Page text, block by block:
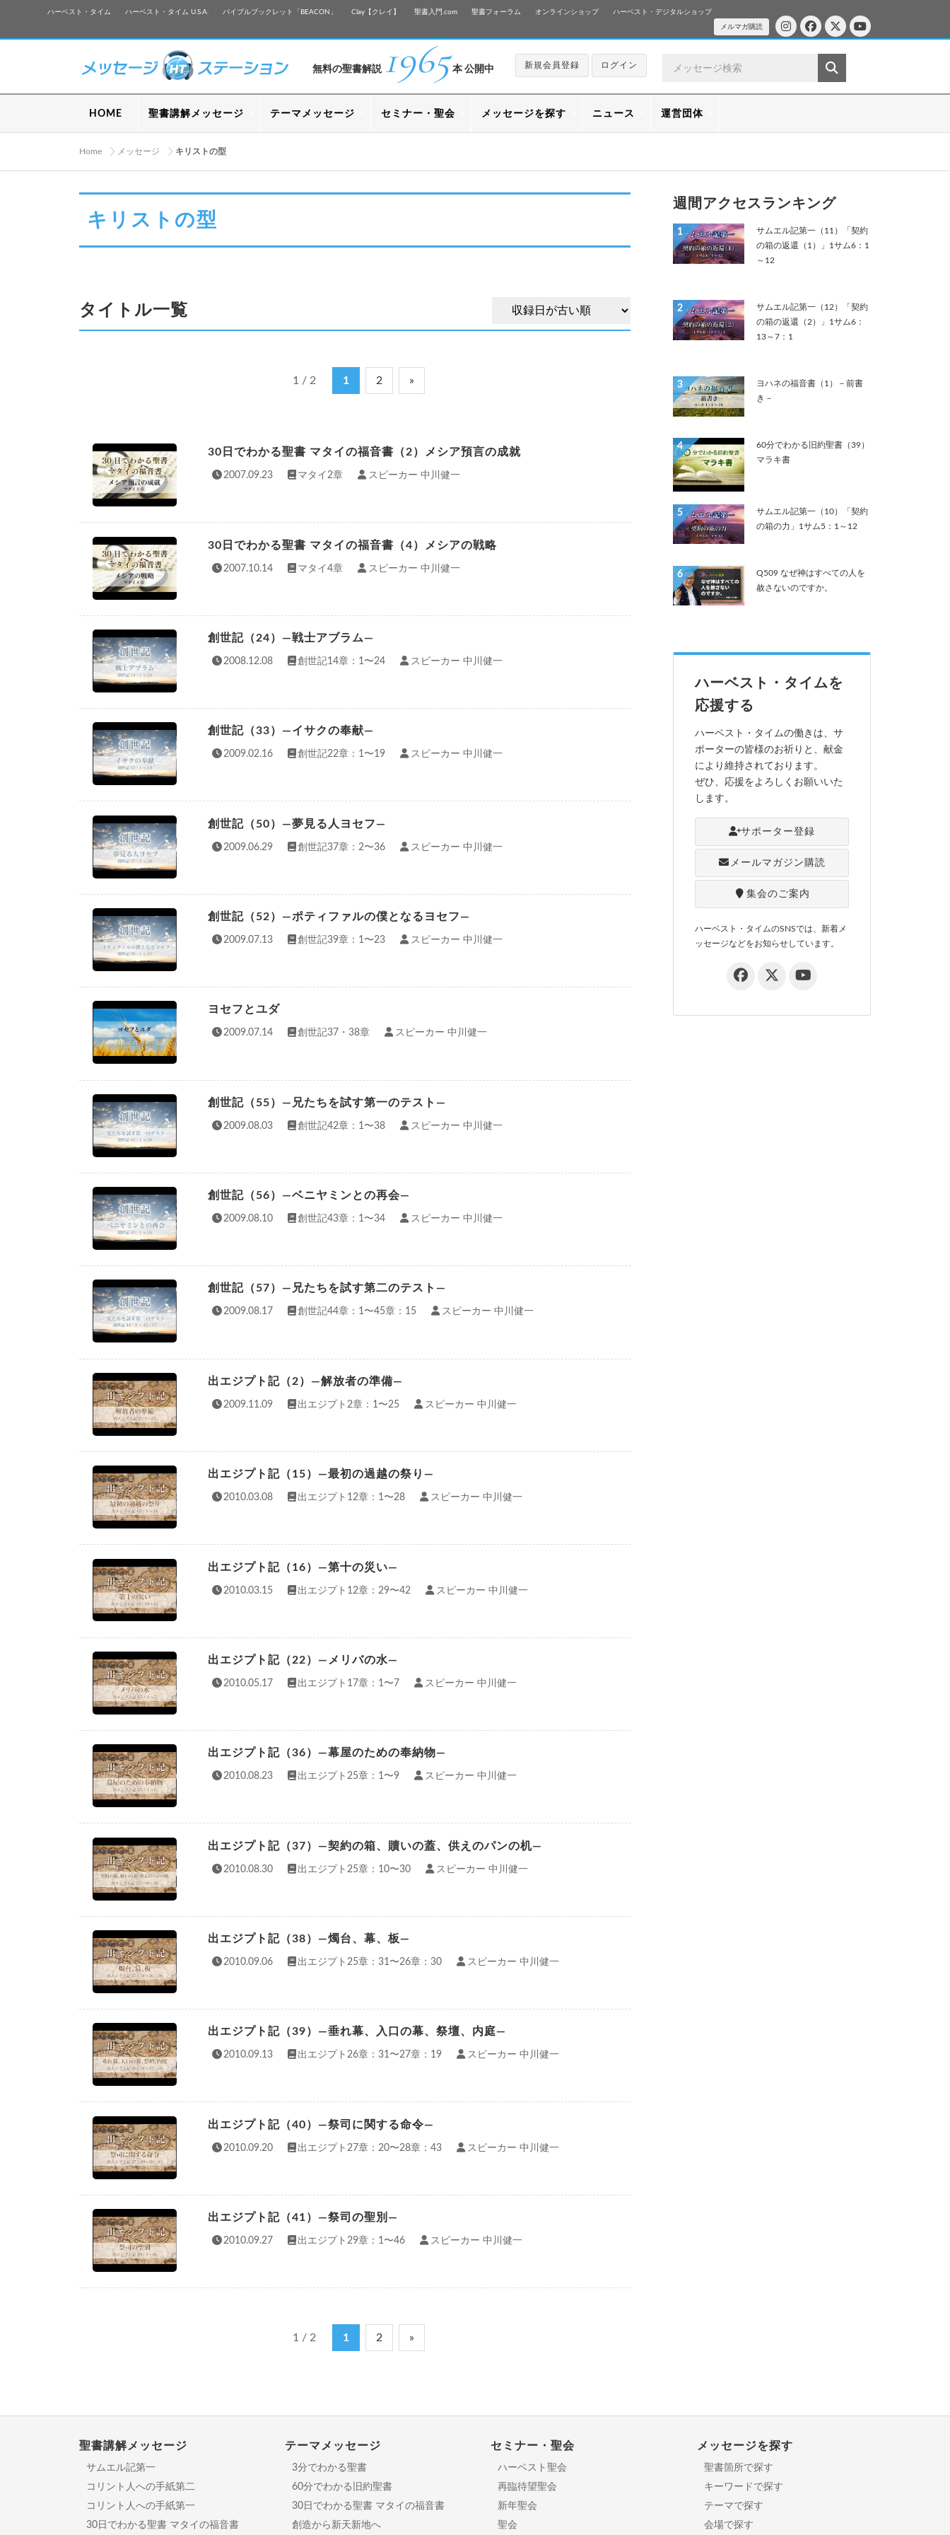
ハーベスト・タイム ハーベスト・タイム U.S.A. バイブルブックレット「BEACON」 Clay【クレイ】 聖書入門.com 聖書フォーラム オンラインショップ ハーベスト・デジタルショップ
メルマガ購読
無料の聖書解説 1965 本 公開中 新規会員登録 ログイン
HOME 聖書講解メッセージ テーマメッセージ セミナー・聖会 メッセージを探す ニュース 運営団体
Home メッセージ キリストの型
キリストの型
タイトル一覧
1 / 2 1 2 »
30日でわかる聖書 マタイの福音書（2）メシア預言の成就
2007.09.23 マタイ2章 スピーカー 中川健一
30日でわかる聖書 マタイの福音書（4）メシアの戦略
2007.10.14 マタイ4章 スピーカー 中川健一
創世記（24）—戦士アブラム—
2008.12.08 創世記14章：1〜24 スピーカー 中川健一
創世記（33）—イサクの奉献—
2009.02.16 創世記22章：1〜19 スピーカー 中川健一
創世記（50）—夢見る人ヨセフ—
2009.06.29 創世記37章：2〜36 スピーカー 中川健一
創世記（52）—ポティファルの僕となるヨセフ—
2009.07.13 創世記39章：1〜23 スピーカー 中川健一
ヨセフとユダ
2009.07.14 創世記37・38章 スピーカー 中川健一
創世記（55）—兄たちを試す第一のテスト—
2009.08.03 創世記42章：1〜38 スピーカー 中川健一
創世記（56）—ベニヤミンとの再会—
2009.08.10 創世記43章：1〜34 スピーカー 中川健一
創世記（57）—兄たちを試す第二のテスト—
2009.08.17 創世記44章：1〜45章：15 スピーカー 中川健一
出エジプト記（2）—解放者の準備—
2009.11.09 出エジプト2章：1〜25 スピーカー 中川健一
出エジプト記（15）—最初の過越の祭り—
2010.03.08 出エジプト12章：1〜28 スピーカー 中川健一
出エジプト記（16）—第十の災い—
2010.03.15 出エジプト12章：29〜42 スピーカー 中川健一
出エジプト記（22）—メリバの水—
2010.05.17 出エジプト17章：1〜7 スピーカー 中川健一
出エジプト記（36）—幕屋のための奉納物—
2010.08.23 出エジプト25章：1〜9 スピーカー 中川健一
出エジプト記（37）—契約の箱、贖いの蓋、供えのパンの机—
2010.08.30 出エジプト25章：10〜30 スピーカー 中川健一
出エジプト記（38）—燭台、幕、板—
2010.09.06 出エジプト25章：31〜26章：30 スピーカー 中川健一
出エジプト記（39）—垂れ幕、入口の幕、祭壇、内庭—
2010.09.13 出エジプト26章：31〜27章：19 スピーカー 中川健一
出エジプト記（40）—祭司に関する命令—
2010.09.20 出エジプト27章：20〜28章：43 スピーカー 中川健一
出エジプト記（41）—祭司の聖別—
2010.09.27 出エジプト29章：1〜46 スピーカー 中川健一
1 / 2 1 2 »
週間アクセスランキング
1
サムエル記第一（11）「契約
の箱の返還（1）」1サム6：1
～12
2
サムエル記第一（12）「契約
の箱の返還（2）」1サム6：
13～7：1
3
ヨハネの福音書（1）－前書
き－
4
60分でわかる旧約聖書（39）
マラキ書
5
サムエル記第一（10）「契約
の箱の力」1サム5：1～12
6
Q509 なぜ神はすべての人を
赦さないのですか。
ハーベスト・タイムを
応援する
ハーベスト・タイムの働きは、サ
ポーターの皆様のお祈りと、献金
により維持されております。
ぜひ、応援をよろしくお願いいた
します。
サポーター登録
メールマガジン購読
集会のご案内
ハーベスト・タイムのSNSでは、新着メ
ッセージなどをお知らせしています。
聖書講解メッセージ
サムエル記第一
コリント人への手紙第二
コリント人への手紙第一
30日でわかる聖書 マタイの福音書
テーマメッセージ
3分でわかる聖書
60分でわかる旧約聖書
30日でわかる聖書 マタイの福音書
創造から新天新地へ
セミナー・聖会
ハーベスト聖会
再臨待望聖会
新年聖会
聖会
メッセージを探す
聖書箇所で探す
キーワードで探す
テーマで探す
会場で探す